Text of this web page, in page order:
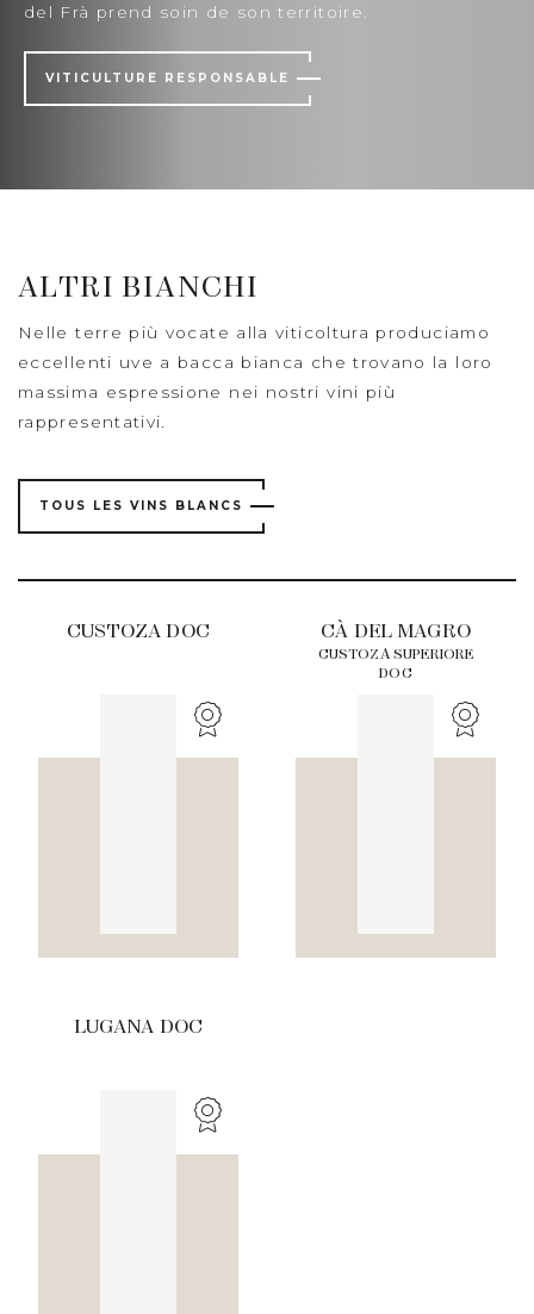
del Frà prend soin de son territoire.
VITICULTURE RESPONSABLE
ALTRI BIANCHI
Nelle terre più vocate alla viticoltura produciamo
eccellenti uve a bacca bianca che trovano la loro
massima espressione nei nostri vini più
rappresentativi.
TOUS LES VINS BLANCS
CUSTOZA DOC CÀ DEL MAGRO
CUSTOZA SUPERIORE
DOC
LUGANA DOC